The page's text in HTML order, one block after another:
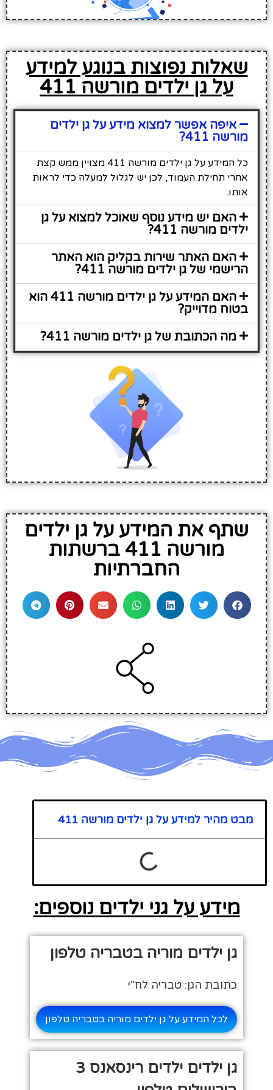
שאלות נפוצות בנוגע למידע
על גן ילדים מורשה 411
איפה אפשר למצוא מידע על גן ילדים
מורשה 411?
כל המידע על גן ילדים מורשה 411 מצויין ממש קצת
אחרי תחילת העמוד, לכן יש לגלול למעלה כדי לראות
אותו.
האם יש מידע נוסף שאוכל למצוא על גן
ילדים מורשה 411?
האם האתר שירות בקליק הוא האתר
הרישמי של גן ילדים מורשה 411?
האם המידע על גן ילדים מורשה 411 הוא
בטוח מדוייק?
מה הכתובת של גן ילדים מורשה 411?
שתף את המידע על גן ילדים
מורשה 411 ברשתות
החברתיות
מבט מהיר למידע על גן ילדים מורשה 411
מידע על גני ילדים נוספים:
גן ילדים מוריה בטבריה טלפון
כתובת הגן: טבריה לח"י
לכל המידע על גן ילדים מוריה בטבריה טלפון
גן ילדים ילדים רינסאנס 3